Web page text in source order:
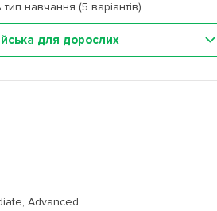
тип навчання (5 варіантів)
для дорослих
Advanced